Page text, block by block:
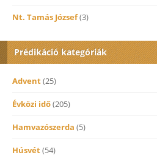
Nt. Tamás József(3)
Prédikáció kategóriák
Advent(25)
Évközi idő(205)
Hamvazószerda (5)
Húsvét(54)